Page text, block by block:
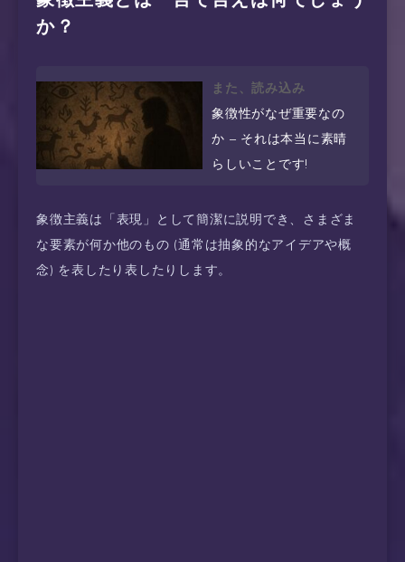
か？
また、読み込み
象徴性がなぜ重要なの
か – それは本当に素晴
らしいことです!
象徴主義は「表現」として簡潔に説明でき、さまざま
な要素が何か他のもの (通常は抽象的なアイデアや概
念) を表したり表したりします。